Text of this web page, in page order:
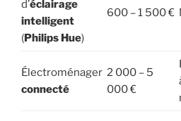
d’éclairage
intelligent
(Philips Hue)
600 – 1 500 €
Électroménager
connecté
2 000 – 5
000 €